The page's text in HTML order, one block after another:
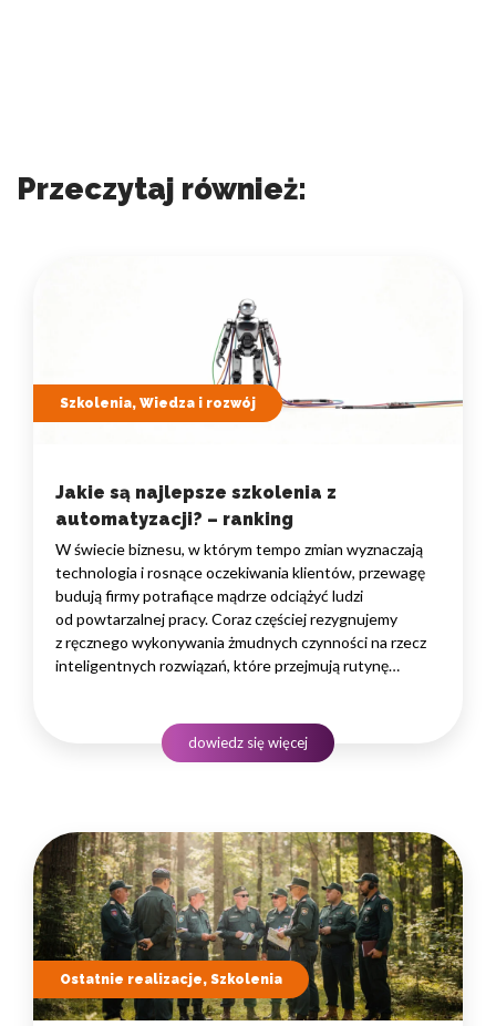
Przeczytaj również:
Szkolenia, Wiedza i rozwój
Jakie są najlepsze szkolenia z
automatyzacji? – ranking
W świecie biznesu, w którym tempo zmian wyznaczają
technologia i rosnące oczekiwania klientów, przewagę
budują firmy potrafiące mądrze odciążyć ludzi
od powtarzalnej pracy. Coraz częściej rezygnujemy
z ręcznego wykonywania żmudnych czynności na rzecz
inteligentnych rozwiązań, które przejmują rutynę
rozwojowego to decyzja strategiczna — wpływa
na wydajność zespołów,…
dowiedz się więcej
Ostatnie realizacje, Szkolenia